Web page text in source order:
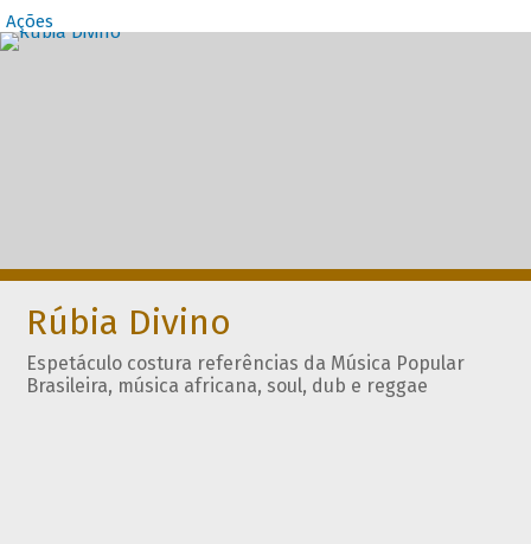
Ações
Destaques
Rúbia Divino
Espetáculo costura referências da Música Popular
Brasileira, música africana, soul, dub e reggae